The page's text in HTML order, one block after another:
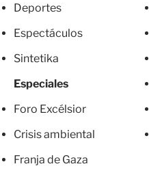
Deportes
Espectáculos
Sintetika
Especiales
Foro Excélsior
Crisis ambiental
Franja de Gaza